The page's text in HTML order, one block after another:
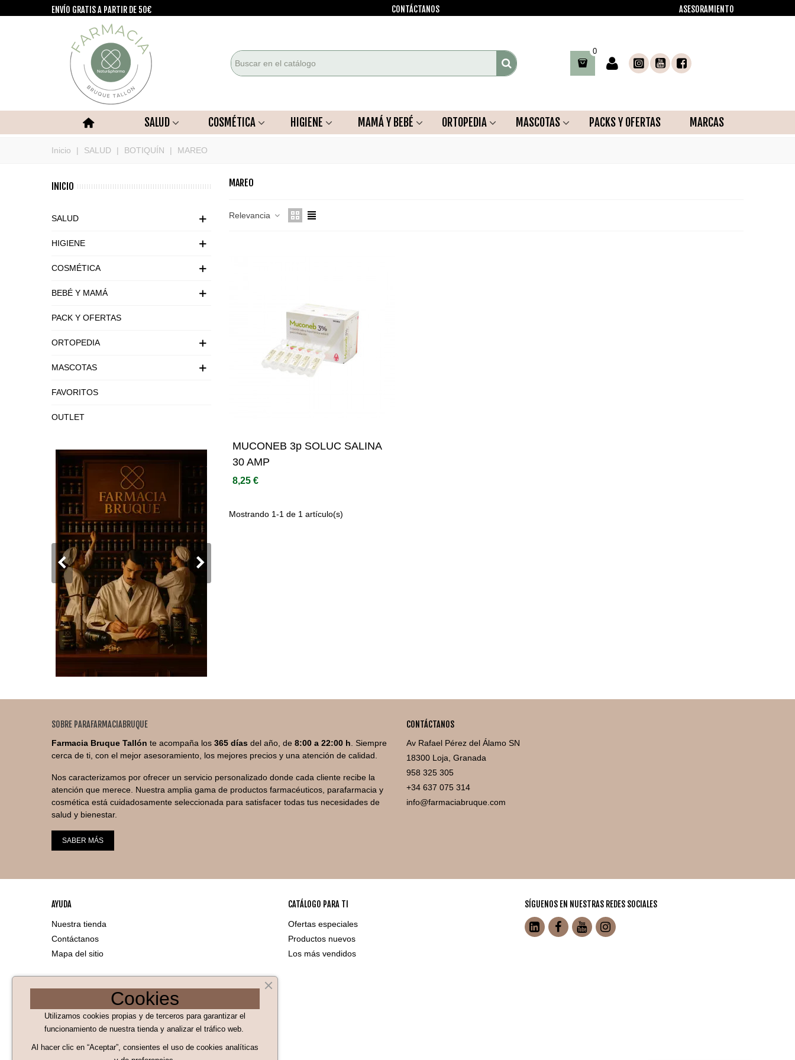
ENVÍO GRATIS A PARTIR DE 50€ CONTÁCTANOS ASESORAMIENTO
0
SALUD COSMÉTICA HIGIENE MAMÁ Y BEBÉ ORTOPEDIA MASCOTAS PACKS Y OFERTAS MARCAS
Inicio | SALUD | BOTIQUÍN | MAREO
INICIO
SALUD
HIGIENE
COSMÉTICA
BEBÉ Y MAMÁ
PACK Y OFERTAS
ORTOPEDIA
MASCOTAS
FAVORITOS
OUTLET
MAREO
Relevancia
Añadir Al Carrito
MUCONEB 3p SOLUC SALINA
30 AMP
8,25 €
Mostrando 1-1 de 1 artículo(s)
SOBRE PARAFARMACIABRUQUE
Farmacia Bruque Tallón te acompaña los 365 días del año, de 8:00 a 22:00 h . Siempre
cerca de ti, con el mejor asesoramiento, los mejores precios y una atención de calidad.
Nos caracterizamos por ofrecer un servicio personalizado donde cada cliente recibe la
atención que merece. Nuestra amplia gama de productos farmacéuticos, parafarmacia y
cosmética está cuidadosamente seleccionada para satisfacer todas tus necesidades de
salud y bienestar.
SABER MÁS
CONTÁCTANOS
Av Rafael Pérez del Álamo SN
18300 Loja, Granada
958 325 305
+34 637 075 314
info@farmaciabruque.com
AYUDA
Nuestra tienda
Contáctanos
Mapa del sitio
CATÁLOGO PARA TI
Ofertas especiales
Productos nuevos
Los más vendidos
SÍGUENOS EN NUESTRAS REDES SOCIALES
LEGAL
Políticas de Cookies
Políticas de privacidad
Cookies
Utilizamos cookies propias y de terceros para garantizar el
funcionamiento de nuestra tienda y analizar el tráfico web.
Al hacer clic en “Aceptar”, consientes el uso de cookies analíticas